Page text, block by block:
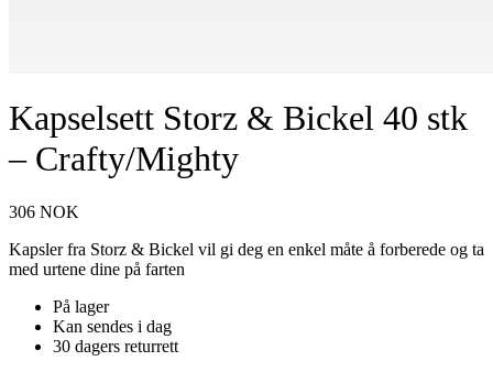
Kapselsett Storz & Bickel 40 stk
– Crafty/Mighty
306 NOK
Kapsler fra Storz & Bickel vil gi deg en enkel måte å forberede og ta
med urtene dine på farten
På lager
Kan sendes i dag
30 dagers returrett